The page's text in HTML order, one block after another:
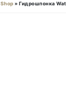
Shop » Гидрошпонка